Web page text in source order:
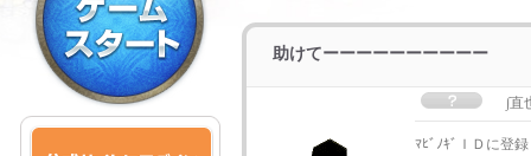
助けてーーーーーーーーーー
∫直
ﾏﾋﾞﾉｷﾞＩＤに登